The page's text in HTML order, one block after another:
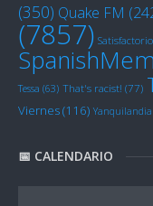
(350) Quake FM
(7857) Satisfactorio
Tessa (63) That's racist! (77)
Viernes(116) Yanquilandia
📅 CALENDARIO